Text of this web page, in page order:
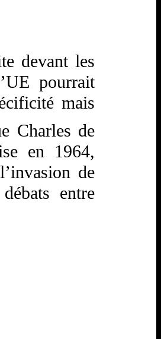
devant les
pourrait
mais
Charles de
en 1964,
de
entre